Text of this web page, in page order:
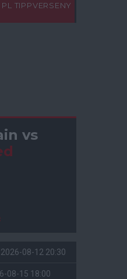
PL TIPPVERSENY
vs
2026-08-12 20:30
08-15 18:00